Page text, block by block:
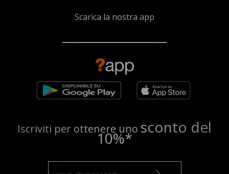
Scarica la nostra app
Iscriviti per ottenere uno sconto del
10%*